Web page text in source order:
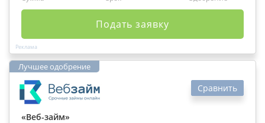
Подать заявку
«Веб-займ»
Сравнить